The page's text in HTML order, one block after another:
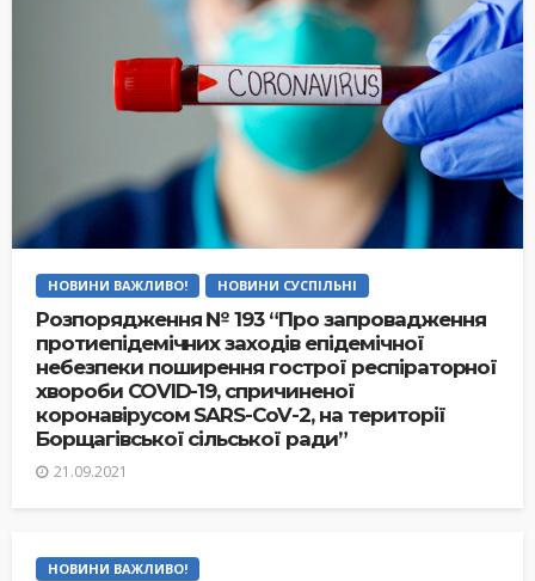
НОВИНИ ВАЖЛИВО! НОВИНИ СУСПІЛЬНІ
Розпорядження № 193 “Про запровадження
протиепідемічних заходів епідемічної
небезпеки поширення гострої респіраторної
хвороби COVID-19, спричиненої
коронавірусом SARS-CoV-2, на території
Борщагівської сільської ради”
21.09.2021
НОВИНИ ВАЖЛИВО!